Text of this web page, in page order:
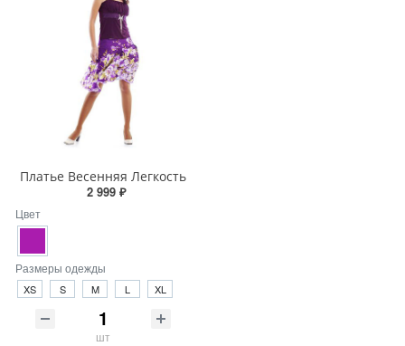
Платье Весенняя Легкость
2 999 ₽
Цвет
Размеры одежды
XS S M L XL
шт